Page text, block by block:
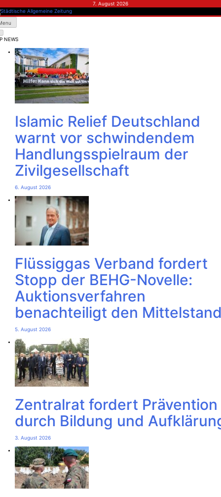
to
content
7. August 2026
Allgemeine Zeitung
NEWS
Islamic Relief Deutschland
warnt vor schwindendem
Handlungsspielraum der
Zivilgesellschaft
6. August 2026
Flüssiggas Verband fordert
Stopp der BEHG-Novelle:
Auktionsverfahren
benachteiligt den
5. August 2026
Zentralrat fordert Prävention
durch Bildung und
3. August 2026